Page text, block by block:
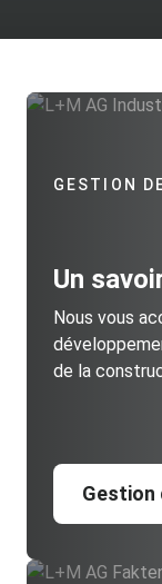
GESTION
Un
Nous vous
de la
Gestion